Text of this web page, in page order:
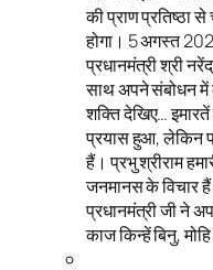
की प्राण प्रतिष्ठा
होगा। 5 अगस्त
प्रधानमंत्री श्री
साथ अपने संबोधन में
शक्ति देखिए…
प्रयास हुआ, लेकिन
हैं। प्रभु श्रीराम
जनमानस के विचार हैं
प्रधानमंत्री जी ने
काज किन्हें बिनु,